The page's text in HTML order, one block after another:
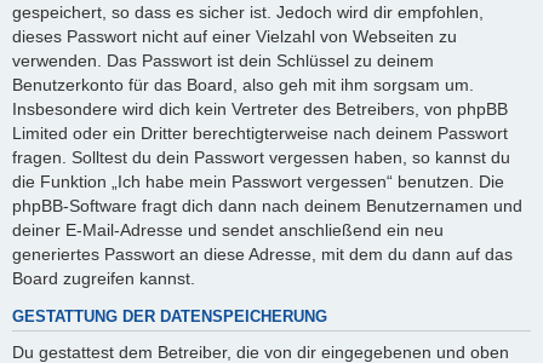
gespeichert, so dass es sicher ist. Jedoch wird dir empfohlen,
dieses Passwort nicht auf einer Vielzahl von Webseiten zu
verwenden. Das Passwort ist dein Schlüssel zu deinem
Benutzerkonto für das Board, also geh mit ihm sorgsam um.
Insbesondere wird dich kein Vertreter des Betreibers, von phpBB
Limited oder ein Dritter berechtigterweise nach deinem Passwort
fragen. Solltest du dein Passwort vergessen haben, so kannst du
die Funktion „Ich habe mein Passwort vergessen“ benutzen. Die
phpBB-Software fragt dich dann nach deinem Benutzernamen und
deiner E-Mail-Adresse und sendet anschließend ein neu
generiertes Passwort an diese Adresse, mit dem du dann auf das
Board zugreifen kannst.
GESTATTUNG DER DATENSPEICHERUNG
Du gestattest dem Betreiber, die von dir eingegebenen und oben